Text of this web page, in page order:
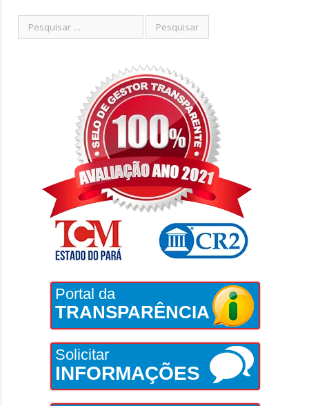
Portal da
TRANSPARÊNCIA
Solicitar
INFORMAÇÕES